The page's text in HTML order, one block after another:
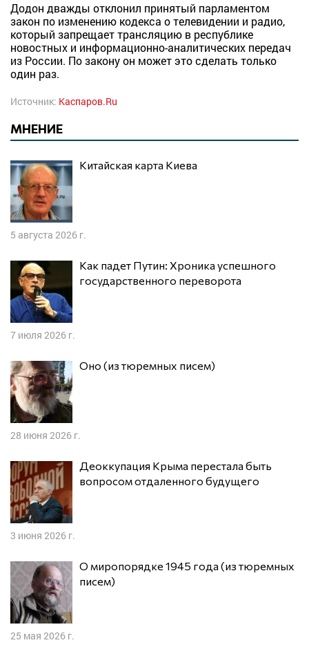
Додон дважды отклонил принятый парламентом
закон по изменению кодекса о телевидении и радио,
который запрещает трансляцию в республике
новостных и информационно-аналитических передач
из России. По закону он может это сделать только
один раз.
Источник: Каспаров.Ru
МНЕНИЕ
Китайская карта Киева
5 августа 2026 г.
Как падет Путин: Хроника успешного
государственного переворота
7 июля 2026 г.
Оно (из тюремных писем)
28 июня 2026 г.
Деоккупация Крыма перестала быть
вопросом отдаленного будущего
3 июня 2026 г.
О миропорядке 1945 года (из тюремных
писем)
25 мая 2026 г.